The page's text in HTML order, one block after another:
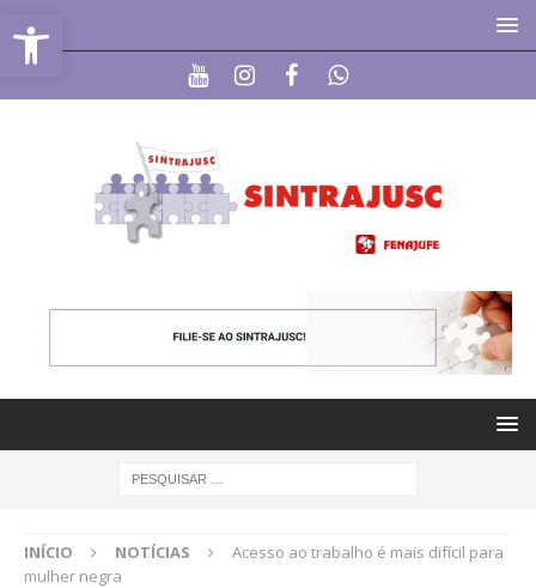
Abrir a barra de ferramentas
INÍCIO NOTÍCIAS
Acesso ao trabalho é mais difícil para
mulher negra